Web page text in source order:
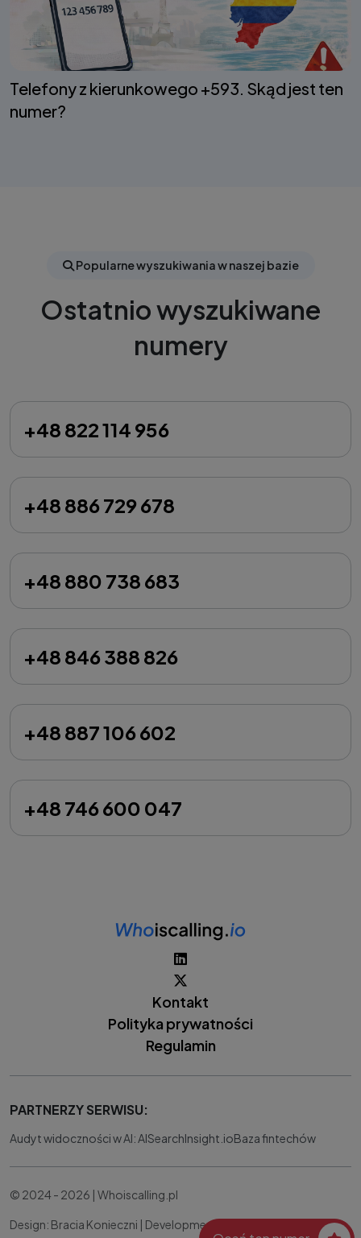
Telefony z kierunkowego +593. Skąd jest ten
numer?
Popularne wyszukiwania w naszej bazie
Ostatnio wyszukiwane
numery
+48 822 114 956
+48 886 729 678
+48 880 738 683
+48 846 388 826
+48 887 106 602
+48 746 600 047
Kontakt
Polityka prywatności
Regulamin
PARTNERZY SERWISU:
Audyt widoczności w AI: AISearchInsight.ioBaza fintechów
© 2024 - 2026 | Whoiscalling.pl
Design: Bracia Konieczni | Development: